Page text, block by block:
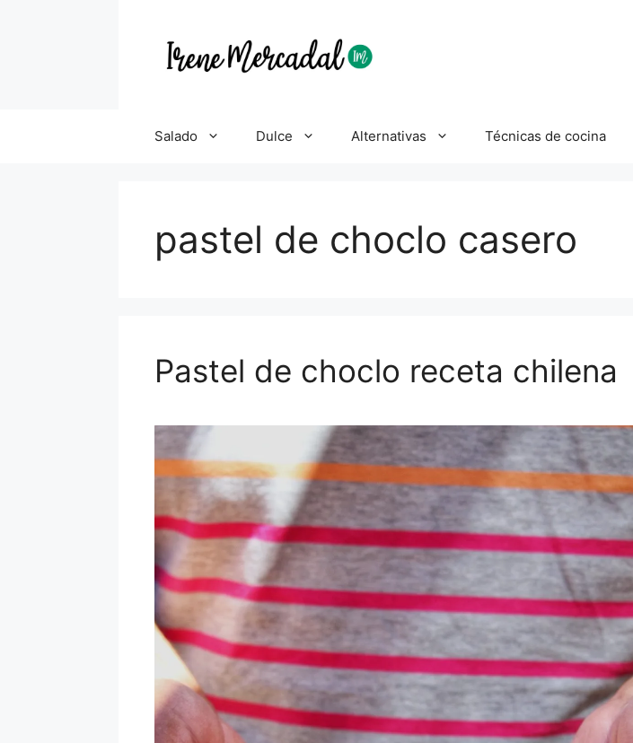
Salado Dulce Alternativas Técnicas de cocina
pastel de choclo casero
Pastel de choclo receta chilena